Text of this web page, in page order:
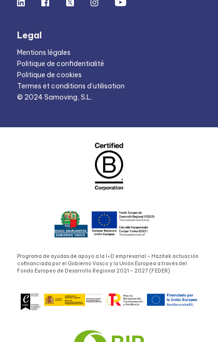
Legal
Mentions légales
Politique de confidentialité
Politique de cookies
Termes et conditions d’utilisation
© 2024 Samoving, S.L.
Programa de ayudas de apoyo a la I+D empresarial – Hazitek actuación
cofinanciada por el Gobierno Vasco y la Unión Europea a través del
Fondo Europeo de Desarrollo Regional 2021 – 2027 (FEDER)